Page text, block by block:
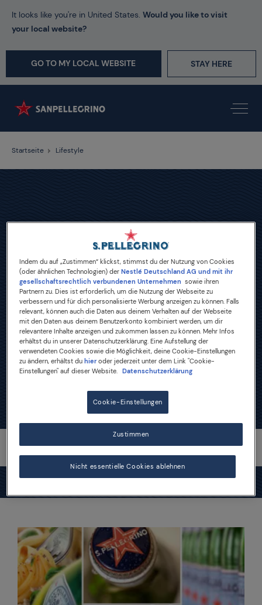
It looks like you're in United States. Would you like to visit
your local website?
GO TO MY LOCAL WEBSITE STAY HERE
Startseite Lifestyle
Lifestyle
NEWS
Indem du auf „Zustimmen“ klickst, stimmst du der Nutzung von Cookies
(oder ähnlichen Technologien) derNestlé Deutschland AG und mit ihr
gesellschaftsrechtlich verbundenen Unternehmen sowie ihren
Partnern zu. Dies ist erforderlich, um die Nutzung der Webseite zu
verbessern und für dich personalisierte Werbung anzeigen zu können. Falls
relevant, können auch die Daten aus deinem Verhalten auf der Webseite
mit den Daten aus deinem Benutzerkonto kombiniert werden, um dir
relevantere Inhalte anzeigen und zukommen lassen zu können. Mehr Infos
erhältst du in unserer Datenschutzerklärung. Eine Aufstellung der
verwendeten Cookies sowie die Möglichkeit, deine Cookie-Einstellungen
zu ändern, erhältst duhier oder jederzeit unter dem Link "Cookie-
Einstellungen" auf dieser Website. Datenschutzerklärung
Cookie-Einstellungen
Nicht essentielle Cookies ablehnen
Zustimmen